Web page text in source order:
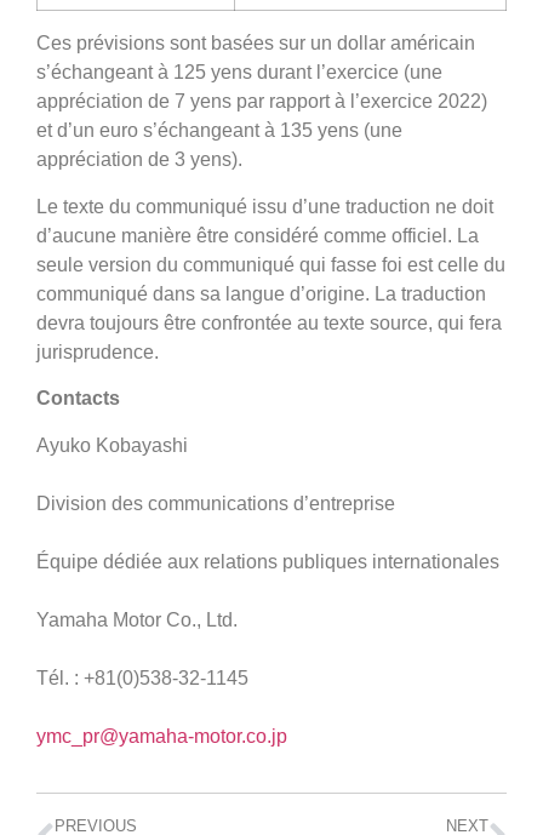
Ces prévisions sont basées sur un dollar américain
s’échangeant à 125 yens durant l’exercice (une
appréciation de 7 yens par rapport à l’exercice 2022)
et d’un euro s’échangeant à 135 yens (une
appréciation de 3 yens).
Le texte du communiqué issu d’une traduction ne doit
d’aucune manière être considéré comme officiel. La
seule version du communiqué qui fasse foi est celle du
communiqué dans sa langue d’origine. La traduction
devra toujours être confrontée au texte source, qui fera
jurisprudence.
Contacts
Ayuko Kobayashi
Division des communications d’entreprise
Équipe dédiée aux relations publiques internationales
Yamaha Motor Co., Ltd.
Tél. : +81(0)538-32-1145
ymc_pr@yamaha-motor.co.jp
PREVIOUS NEXT